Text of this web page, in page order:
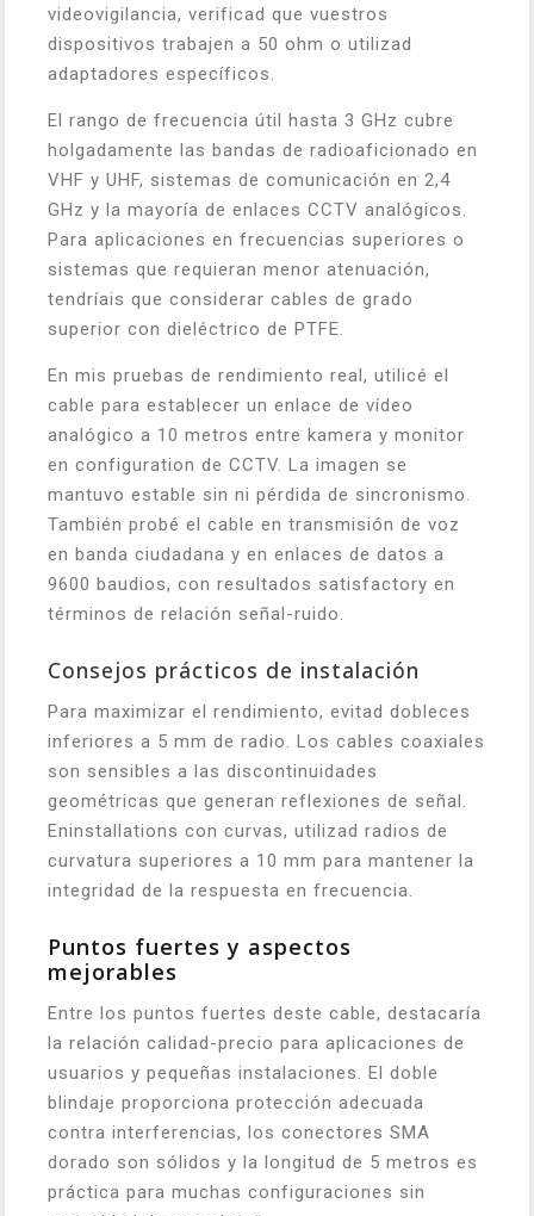
videovigilancia, verificad que vuestros
dispositivos trabajen a 50 ohm o utilizad
adaptadores específicos.
El rango de frecuencia útil hasta 3 GHz cubre
holgadamente las bandas de radioaficionado en
VHF y UHF, sistemas de comunicación en 2,4
GHz y la mayoría de enlaces CCTV analógicos.
Para aplicaciones en frecuencias superiores o
sistemas que requieran menor atenuación,
tendríais que considerar cables de grado
superior con dieléctrico de PTFE.
En mis pruebas de rendimiento real, utilicé el
cable para establecer un enlace de vídeo
analógico a 10 metros entre kamera y monitor
en configuration de CCTV. La imagen se
mantuvo estable sin ni pérdida de sincronismo.
También probé el cable en transmisión de voz
en banda ciudadana y en enlaces de datos a
9600 baudios, con resultados satisfactory en
términos de relación señal-ruido.
Consejos prácticos de instalación
Para maximizar el rendimiento, evitad dobleces
inferiores a 5 mm de radio. Los cables coaxiales
son sensibles a las discontinuidades
geométricas que generan reflexiones de señal.
Eninstallations con curvas, utilizad radios de
curvatura superiores a 10 mm para mantener la
integridad de la respuesta en frecuencia.
Puntos fuertes y aspectos
mejorables
Entre los puntos fuertes deste cable, destacaría
la relación calidad-precio para aplicaciones de
usuarios y pequeñas instalaciones. El doble
blindaje proporciona protección adecuada
contra interferencias, los conectores SMA
dorado son sólidos y la longitud de 5 metros es
práctica para muchas configuraciones sin